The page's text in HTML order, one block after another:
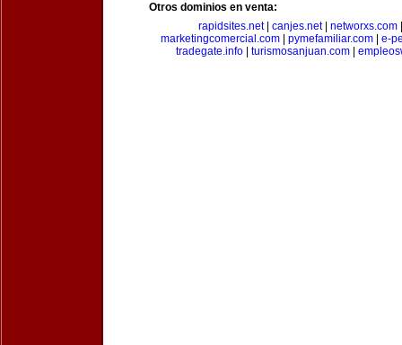
Otros dominios en venta:
rapidsites.net| canjes.net| networxs.com
marketingcomercial.com| pymefamiliar.com| e-
tradegate.info| turismosanjuan.com|